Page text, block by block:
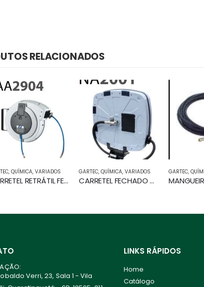
RELACIONADOS
,VARIADOS
CARRETEL RETRÁTIL FECHADO mangueira 15m
GARTEC,QUÍMICA,VARIADOS
CARRETEL FECHADO C/ MANGUEIRA
GARTEC,QUÍMICA,
MANGUEIRA
Verri, 23, Sala 1 - Vila
LINKS RÁPIDOS
Home
Catálogo